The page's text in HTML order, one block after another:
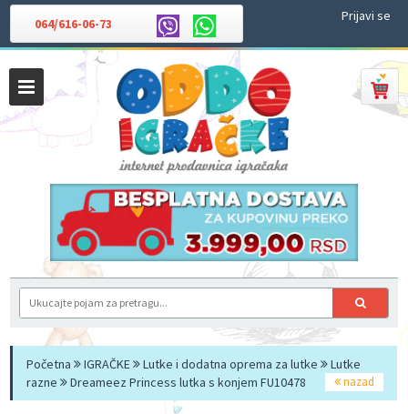
064/616-06-73 Prijavi se
Početna IGRAČKE Lutke i dodatna oprema za lutke
Lutke
razne
Dreameez Princess lutka s konjem FU10478 nazad